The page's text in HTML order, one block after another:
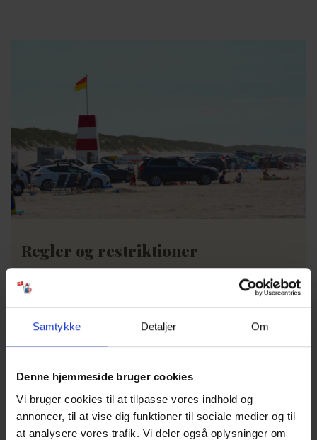
Samtykke Detaljer Om
Denne hjemmeside bruger cookies
Vi bruger cookies til at tilpasse vores indhold og
annoncer, til at vise dig funktioner til sociale medier og til
at analysere vores trafik. Vi deler også oplysninger om
Regler og restriktioner
Det er kun tilladt at køre bil på stranden i de udpegede
områder. Der er afmærkede zoner, hvor du må færdes frit.
Det er vigtigt at følge disse retningslinjer nøje for at undgå
uønsket skade på naturen eller andre besøgende. Bilkørsel er
tilladt på den sydlige del af stranden, imens den nordlige del
Desuden skal du sørge for, at du kun kører med et
tilstrækkeligt vedligeholdt og i god stand. Desuden er det
obligatorisk at have en gyldig ansvarsforsikring.